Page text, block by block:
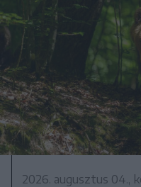
2026. augusztus 04.,